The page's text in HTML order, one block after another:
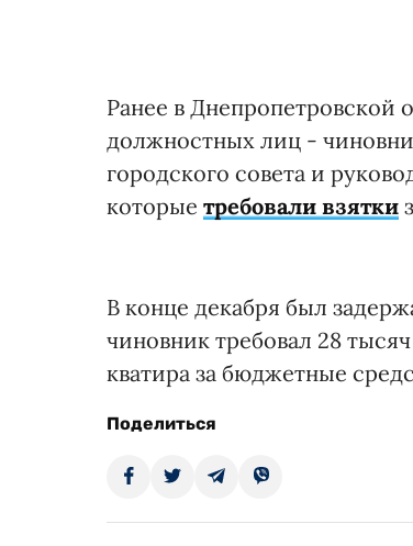
Ранее в Днепропетровской
должностных лиц -
городского совета и
которые требовали взятки
В конце декабря был
чиновник требовал 28
кватира за бюджетные
Поделиться